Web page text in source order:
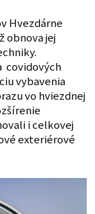
Hvezdárne
obnova jej
covidových
vybavenia
vo hviezdnej
i celkovej
exteriérové